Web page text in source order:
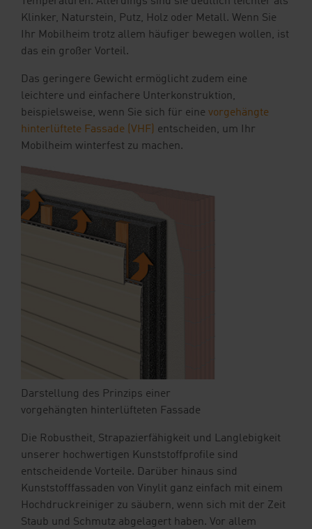
Klinker, Naturstein, Putz, Holz oder Metall. Wenn Sie
Ihr Mobilheim trotz allem häufiger bewegen wollen, ist
das ein großer Vorteil.
Das geringere Gewicht ermöglicht zudem eine
leichtere und einfachere Unterkonstruktion,
beispielsweise, wenn Sie sich für eine vorgehängte
hinterlüftete Fassade (VHF)
entscheiden, um Ihr
Mobilheim winterfest zu machen.
Darstellung des Prinzips einer
vorgehängten hinterlüfteten Fassade
Die Robustheit, Strapazierfähigkeit und Langlebigkeit
unserer hochwertigen Kunststoffprofile sind
entscheidende Vorteile. Darüber hinaus sind
Kunststofffassaden von Vinylit ganz einfach mit einem
Hochdruckreiniger zu säubern, wenn sich mit der Zeit
Staub und Schmutz abgelagert haben. Vor allem